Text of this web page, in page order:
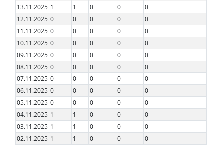
13.11.2025 1 1 0 0
0
12.11.2025 0 0 0 0
0
11.11.2025 0 0 0 0
0
10.11.2025 0 0 0 0
0
09.11.2025 0 0 0 0
0
08.11.2025 0 0 0 0
0
07.11.2025 0 0 0 0
0
06.11.2025 0 0 0 0
0
05.11.2025 0 0 0 0
0
04.11.2025 1 1 0 0
0
03.11.2025 1 1 0 0
0
02.11.2025 1 1 0 0
0